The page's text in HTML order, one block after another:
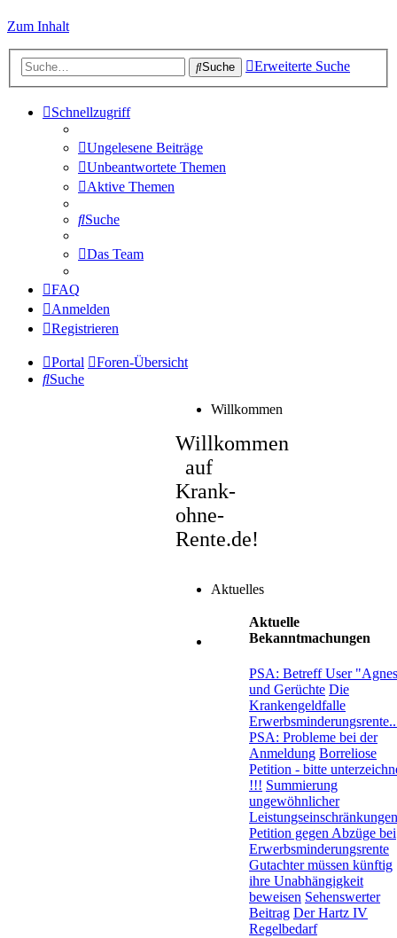
Zum Inhalt
Suche Erweiterte Suche
Schnellzugriff
Ungelesene Beiträge
Unbeantwortete Themen
Aktive Themen
Suche
Das Team
FAQ
Anmelden
Registrieren
Portal
Foren-Übersicht
Suche
Willkommen
Willkommen
auf
Krank-
ohne-
Rente.de!
Aktuelles
Aktuelle
Bekanntmachungen
PSA: Betreff User
und Gerüchte Die
Krankengeldfalle
PSA: Probleme bei der
Anmeldung Borreliose
Petition - bitte
!!! Summierung
ungewöhnlicher
Petition gegen Abzüge bei
Erwerbsminderungsrente
Gutachter müssen künftig
ihre Unabhängigkeit
beweisen Sehenswerter
Beitrag Der Hartz IV
Regelbedarf